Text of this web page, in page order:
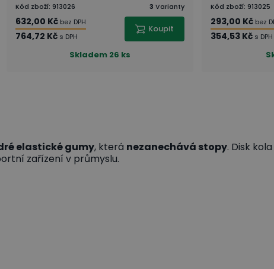
Kód zboží: 913026 3 Varianty
632,00 Kč bez DPH
764,72 Kč s DPH
Koupit
Skladem 26 ks
Kód zboží: 913025
293,00 Kč bez
354,53 Kč s DPH
elastické gumy, která nezanechává stopy. Disk
zařízení v průmyslu.